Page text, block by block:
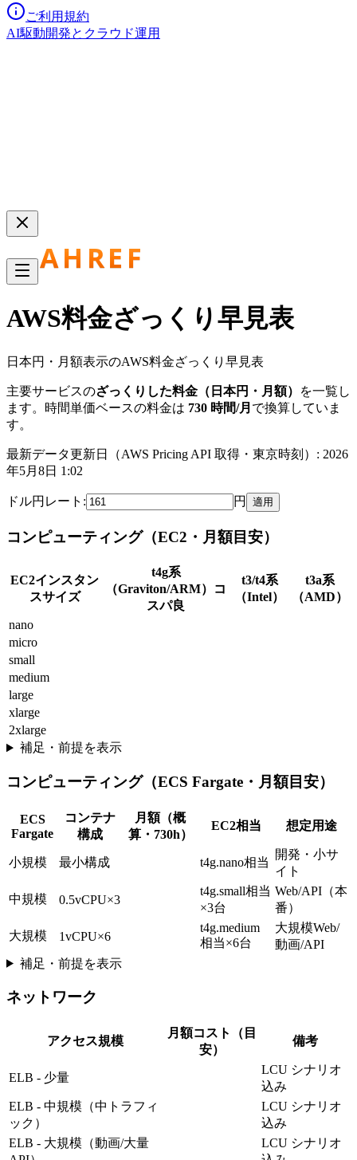
ご利用規約
AI駆動開発とクラウド運用
AWS料金ざっくり早見表
日本円・月額表示のAWS料金ざっくり早見表
主要サービスのざっくりした料金（日本円・月額）
を一覧し
ます。時間単価ベースの料金は 730 時間/月 で換算していま
す。
最新データ更新日（AWS Pricing API 取得・東京時刻）: 2026
年5月8日 1:02
ドル円レート: 円 適用
コンピューティング（EC2・月額目安）
EC2インスタン
スサイズ
t4g系
（Graviton/ARM）コ
スパ良
t3/t4系
（Intel）
t3a系
（AMD）
nano
micro
small
medium
large
xlarge
2xlarge
補足・前提を表示
コンピューティング（ECS Fargate・月額目安）
ECS
Fargate
コンテナ
構成
月額（概
算・730h）
EC2相当 想定用途
小規模 最小構成 t4g.nano相当
開発・小サ
イト
中規模 0.5vCPU×3
t4g.small相当
×3台
Web/API（本
番）
大規模 1vCPU×6
t4g.medium
相当×6台
大規模Web/
動画/API
補足・前提を表示
ネットワーク
アクセス規模
月額コスト（目
安）
備考
ELB - 少量
LCU シナリオ
込み
ELB - 中規模（中トラフィ
ック）
LCU シナリオ
込み
ELB - 大規模（動画/大量
LCU シナリオ